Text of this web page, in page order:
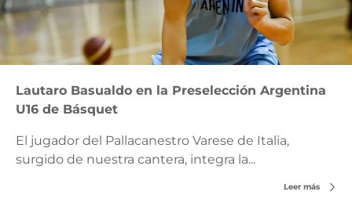
Lautaro Basualdo en la Preselección Argentina
U16 de Básquet
El jugador del Pallacanestro Varese de Italia,
surgido de nuestra cantera, integra la...
Leer más